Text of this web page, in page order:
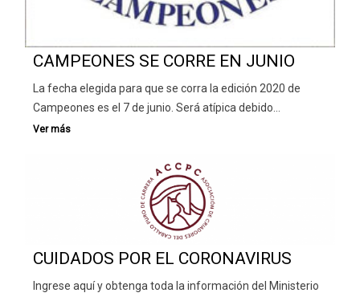
CAMPEONES SE CORRE EN JUNIO
La fecha elegida para que se corra la edición 2020 de
Campeones es el 7 de junio. Será atípica debido…
CUIDADOS POR EL CORONAVIRUS
Ingrese aquí y obtenga toda la información del Ministerio